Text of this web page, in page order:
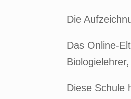
Die
Das Online-
Diese Schule